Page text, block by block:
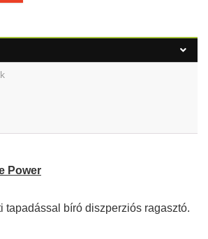
Power
tapadással bíró diszperziós ragasztó.